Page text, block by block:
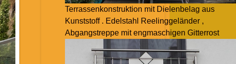
Terrassenkonstruktion mit Dielenbelag aus
Kunststoff . Edelstahl Reelinggeländer ,
Abgangstreppe mit engmaschigen Gitterrost